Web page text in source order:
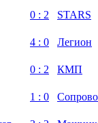
0 : 2
STARS
4 : 0
Легион
0 : 2
КМП
1 : 0